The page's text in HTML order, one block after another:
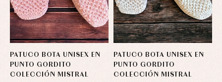
PATUCO BOTA UNISEX EN
PUNTO GORDITO
COLECCIÓN MISTRAL
PATUCO BOTA UNISEX EN
PUNTO GORDITO
COLECCIÓN MISTRAL